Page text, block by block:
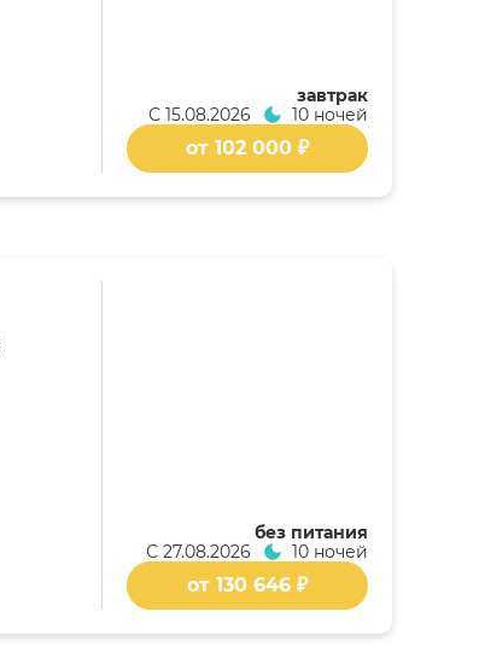
завтрак
С 15.08.2026 10 ночей
от 102 000 ₽
без питания
С 27.08.2026 10 ночей
от 130 646 ₽